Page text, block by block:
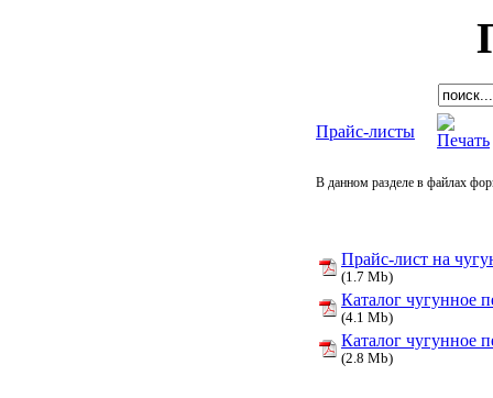
Прайс-листы
В данном разделе в файлах
Прайс-лист на
(1.7 Mb)
Каталог чугунное
(4.1 Mb)
Каталог чугунное
(2.8 Mb)